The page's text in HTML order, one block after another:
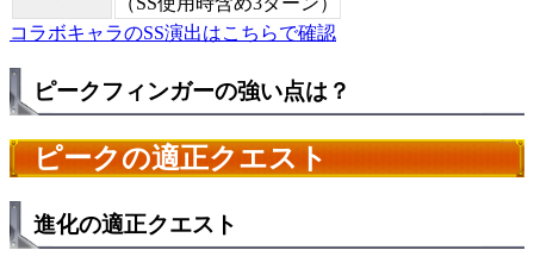
コラボキャラのSS演出はこちらで確認
ピークフィンガーの強い点は？
ピークの適正クエスト
進化の適正クエスト